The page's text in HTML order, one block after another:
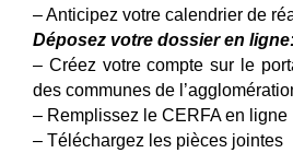
– Anticipez votre calendrier de
Déposez votre dossier en
– Créez votre compte sur le
des communes de
– Remplissez le CERFA en ligne
– Téléchargez les pièces jointes